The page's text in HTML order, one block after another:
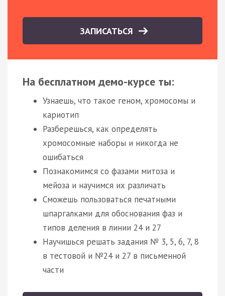
ЗАПИСАТЬСЯ
На бесплатном демо-курсе ты:
Узнаешь, что такое геном, хромосомы и
кариотип
Разберешься, как определять
хромосомные наборы и никогда не
ошибаться
Познакомимся со фазами митоза и
мейоза и научимся их различать
Сможешь пользоваться печатными
шпаргалками для обоснования фаз и
типов деления в линии 24 и 27
Научишься решать задания № 3, 5, 6, 7, 8
в тестовой и №24 и 27 в письменной
части